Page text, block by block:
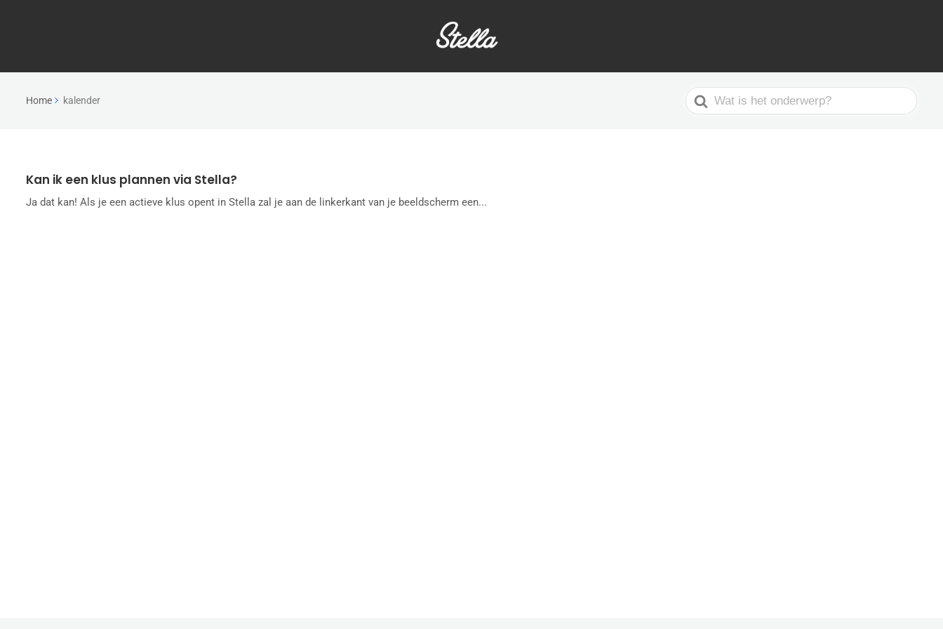
Home kalender
Search
For
Kan ik een klus plannen via Stella?
Ja dat kan! Als je een actieve klus opent in Stella zal je aan de linkerkant van je beeldscherm een...